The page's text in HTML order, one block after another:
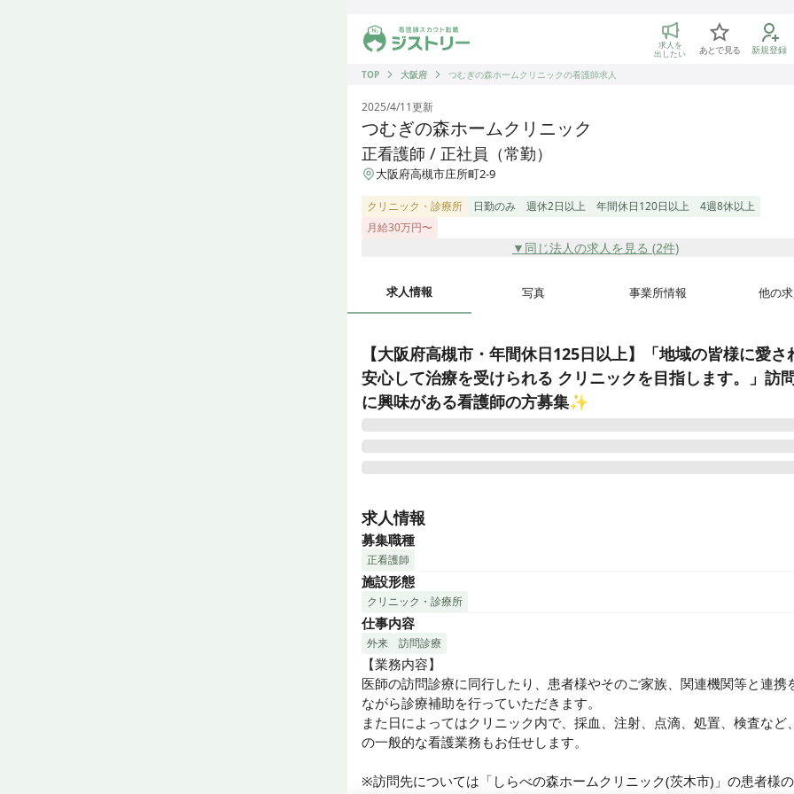
ジストリー 看護師の転職マッチング
求人を
出したい あとで見る 新規登録
TOP
大阪府 つむぎの森ホームクリニックの看護師求人
2025/4/11更新
つむぎの森ホームクリニック
正看護師 / 正社員（常勤）
大阪府高槻市庄所町2-9
クリニック・診療所 日勤のみ 週休2日以上 年間休日120日以上
4週8休以上
月給30万円〜
▼同じ法人の求人を見る (2件)
求人情報 写真 事業所情報 他の求
【大阪府高槻市・年間休日125日以上】「地域の皆様に愛さ
安心して治療を受けられる クリニックを目指します。」訪
に興味がある看護師の方募集✨
連携をとりながら診療補助を行っていただくお仕事です。
在宅医療、訪問医療に関心がある方歓迎！
求人情報
募集職種
正看護師
施設形態
クリニック・診療所
仕事内容
外来 訪問診療
【業務内容】
医師の訪問診療に同行したり、患者様やそのご家族、関連機関等と連携
ながら診療補助を行っていただきます。
また日によってはクリニック内で、採血、注射、点滴、処置、検査など
の一般的な看護業務もお任せします。
※訪問先については「しらべの森ホームクリニック(茨木市)」の患者様